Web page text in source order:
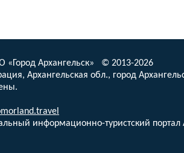
«Город Архангельск» © 2013-2026
Архангельская обл., город
информационно-туристский портал